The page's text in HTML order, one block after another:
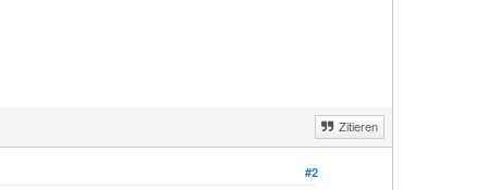
Zitieren
#2